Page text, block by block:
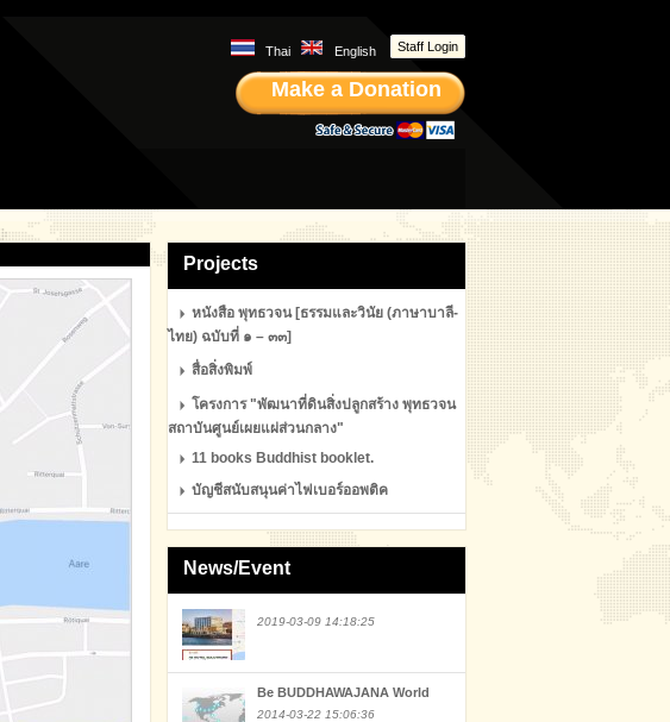
Make a Donation
Thai English Staff Login
Projects
หนังสือ พุทธวจน [ธรรมและวินัย (ภาษาบาลี-
ไทย) ฉบับที่ ๑ – ๓๓]
สื่อสิ่งพิมพ์
โครงการ "พัฒนาที่ดินสิ่งปลูกสร้าง พุทธวจน
สถาบันศูนย์เผยแผ่ส่วนกลาง"
11 books Buddhist booklet.
บัญชีสนับสนุนค่าไฟเบอร์ออพติค
News/Event
2019-03-09 14:18:25
Be BUDDHAWAJANA World
2014-03-22 15:06:36